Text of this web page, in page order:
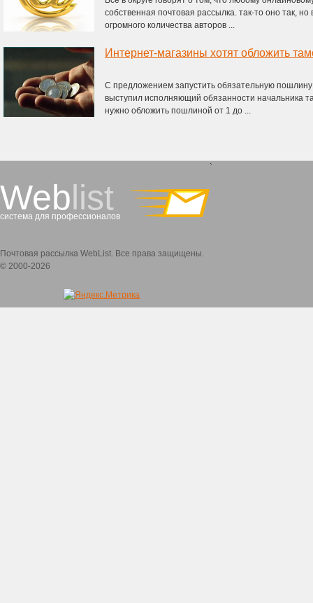
собственная почтовая рассылка. так-то оно так, но
огромного количества авторов ...
Интернет-магазины хотят обложить
С предложением запустить обязательную
выступил исполняющий обязанности начальника
нужно обложить пошлиной от 1 до ...
Weblist
система для профессионалов
`
Почтовая рассылка WebList. Все права защищены.
© 2000-2026